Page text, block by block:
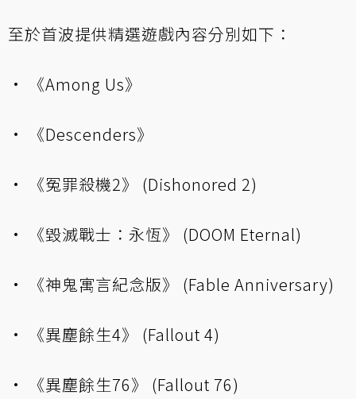
至於首波提供精選遊戲內容分別如下：
• 《Among Us》
• 《Descenders》
• 《冤罪殺機2》 (Dishonored 2)
• 《毀滅戰士：永恆》 (DOOM Eternal)
• 《神鬼寓言紀念版》 (Fable Anniversary)
• 《異塵餘生4》 (Fallout 4)
• 《異塵餘生76》 (Fallout 76)